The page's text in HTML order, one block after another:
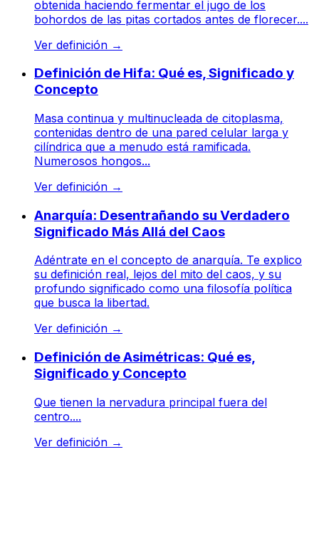
obtenida haciendo fermentar el jugo de los
bohordos de las pitas cortados antes de florecer....
Ver definición →
Definición de Hifa: Qué es, Significado y
Concepto
Masa continua y multinucleada de citoplasma,
contenidas dentro de una pared celular larga y
cilíndrica que a menudo está ramificada.
Numerosos hongos...
Ver definición →
Anarquía: Desentrañando su Verdadero
Significado Más Allá del Caos
Adéntrate en el concepto de anarquía. Te explico
su definición real, lejos del mito del caos, y su
profundo significado como una filosofía política
que busca la libertad.
Ver definición →
Definición de Asimétricas: Qué es,
Significado y Concepto
Que tienen la nervadura principal fuera del
centro....
Ver definición →